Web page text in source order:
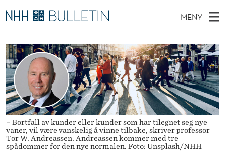
3
S
P
Å
D
O
M
M
MENY
O
V
E
D
M
E
N
Y
Ø
K
I
N
E
T
T
S
T
E
D
E
T
Stipendiater og nye forskerprofiler
Disputaser
Ekspertutvalg
Om Bulletin
– Bortfall av kunder eller kunder som har tilegnet seg nye
vaner, vil være vanskelig å vinne tilbake, skriver professor
Tor W. Andreassen. Andreassen kommer med tre
spådommer for den nye normalen. Foto: Unsplash/NHH